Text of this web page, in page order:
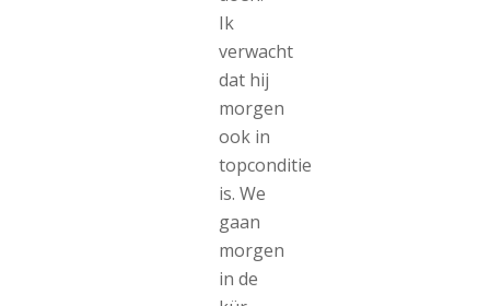
Ik
verwacht
dat hij
morgen
ook in
topconditie
is. We
gaan
morgen
in de